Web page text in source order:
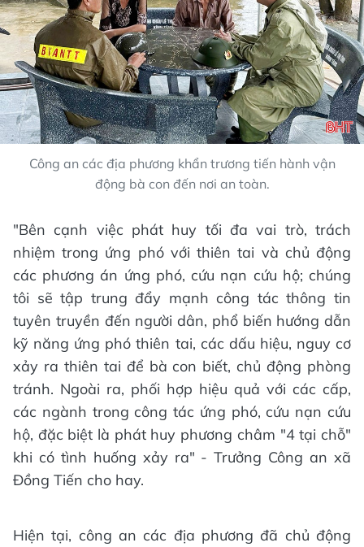
Công an các địa phương khẩn trương tiến hành vận
động bà con đến nơi an toàn.
"Bên cạnh việc phát huy tối đa vai trò, trách
nhiệm trong ứng phó với thiên tai và chủ động
các phương án ứng phó, cứu nạn cứu hộ; chúng
tôi sẽ tập trung đẩy mạnh công tác thông tin
tuyên truyền đến người dân, phổ biến hướng dẫn
kỹ năng ứng phó thiên tai, các dấu hiệu, nguy cơ
xảy ra thiên tai để bà con biết, chủ động phòng
tránh. Ngoài ra, phối hợp hiệu quả với các cấp,
các ngành trong công tác ứng phó, cứu nạn cứu
hộ, đặc biệt là phát huy phương châm "4 tại chỗ"
khi có tình huống xảy ra" - Trưởng Công an xã
Đồng Tiến cho hay.
Hiện tại, công an các địa phương đã chủ động